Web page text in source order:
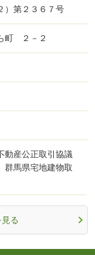
）第２３６７号
町 ２－２
動産公正取引協議
群馬県宅地建物取
る